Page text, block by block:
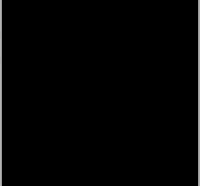
recursos externos que
chequear toda la
ampliar tu conocimiento